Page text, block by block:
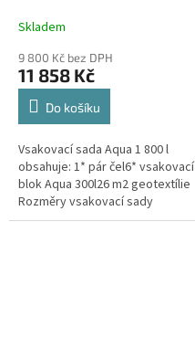
Skladem
9 800 Kč bez DPH
11 858 Kč
Do košíku
Vsakovací sada Aqua 1 800 l
obsahuje: 1* pár čel6* vsakovací
blok Aqua 300l26 m2 geotextílie
Rozměry vsakovací sady
720x80x52 cm Nosnost bloků až